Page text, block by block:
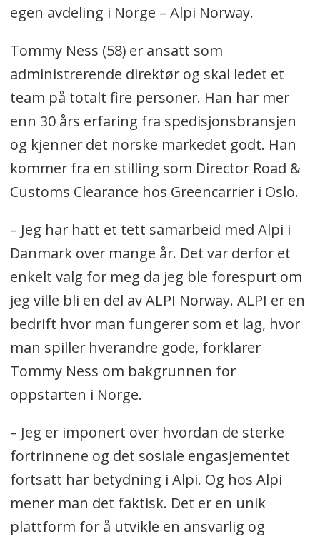
egen avdeling i Norge – Alpi Norway.
Tommy Ness (58) er ansatt som
administrerende direktør og skal ledet et
team på totalt fire personer. Han har mer
enn 30 års erfaring fra spedisjonsbransjen
og kjenner det norske markedet godt. Han
kommer fra en stilling som Director Road &
Customs Clearance hos Greencarrier i Oslo.
– Jeg har hatt et tett samarbeid med Alpi i
Danmark over mange år. Det var derfor et
enkelt valg for meg da jeg ble forespurt om
jeg ville bli en del av ALPI Norway. ALPI er en
bedrift hvor man fungerer som et lag, hvor
man spiller hverandre gode, forklarer
Tommy Ness om bakgrunnen for
oppstarten i Norge.
– Jeg er imponert over hvordan de sterke
fortrinnene og det sosiale engasjementet
fortsatt har betydning i Alpi. Og hos Alpi
mener man det faktisk. Det er en unik
plattform for å utvikle en ansvarlig og